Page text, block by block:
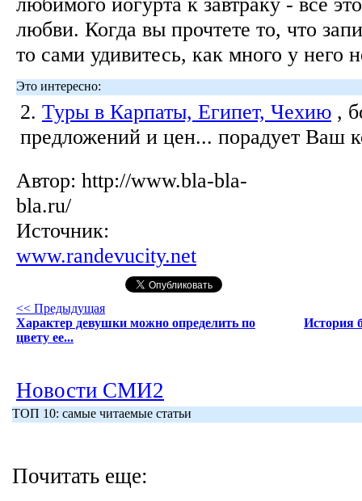
любви. Когда вы прочтете то, что
то сами удивитесь, как много у него
Это интересно:
2. Туры в Карпаты, Египет, Чехию ,
предложений и цен... порадует Ваш
Автор: http://www.bla-bla-
bla.ru/
Источник:
www.randevucity.net
<< Предыдущая
Характер девушки можно определить по
цвету ее...
История
Новости СМИ2
ТОП 10: самые читаемые статьи
Почитать еще: